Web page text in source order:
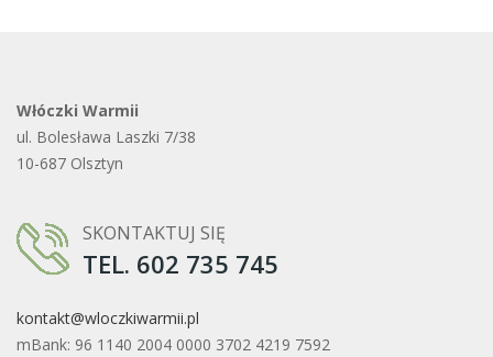
Włóczki Warmii
ul. Bolesława Laszki 7/38
10-687 Olsztyn
SKONTAKTUJ SIĘ
TEL. 602 735 745
kontakt@wloczkiwarmii.pl
mBank: 96 1140 2004 0000 3702 4219 7592